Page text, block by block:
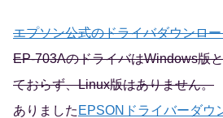
エプソン公式のドライバダウンロ
EP-703AのドライバはWindows版
ておらず、Linux版はありません。
ありました EPSONドライバーダウ